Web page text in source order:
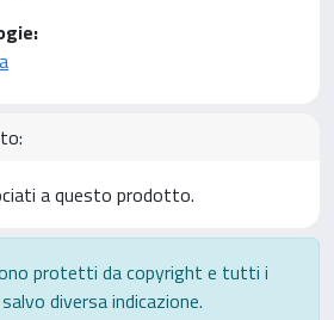
a questo prodotto.
protetti da copyright e tutti i
diversa indicazione.